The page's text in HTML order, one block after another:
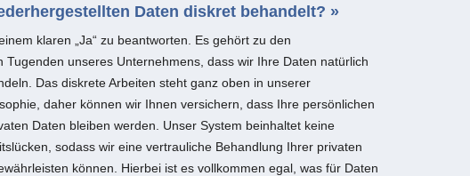
Daten diskret behandelt? »
klaren „Ja“ zu beantworten. Es gehört zu den
Tugenden unseres Unternehmens, dass wir Ihre Daten natürlich
Das diskrete Arbeiten steht ganz oben in unserer
daher können wir Ihnen versichern, dass Ihre persönlichen
Daten bleiben werden. Unser System beinhaltet keine
sodass wir eine vertrauliche Behandlung Ihrer privaten
können. Hierbei ist es vollkommen egal, was für Daten